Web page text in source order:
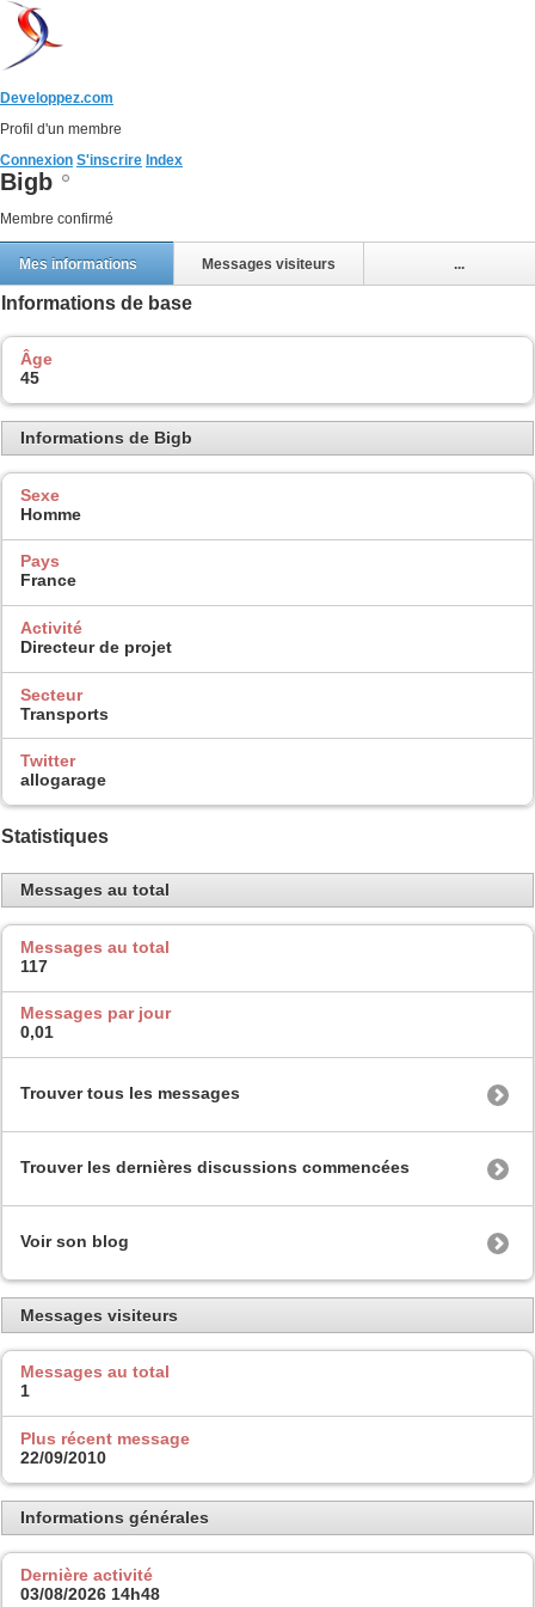
Developpez.com
Profil d'un membre
Connexion S'inscrire Index
Bigb
Membre confirmé
Mes informations Messages visiteurs ...
Informations de base
Âge
45
Informations de Bigb
Sexe
Homme
Pays
France
Activité
Directeur de projet
Secteur
Transports
Twitter
allogarage
Statistiques
Messages au total
Messages au total
117
Messages par jour
0,01
Trouver tous les messages
Trouver les dernières discussions commencées
Voir son blog
Messages visiteurs
Messages au total
1
Plus récent message
22/09/2010
Informations générales
Dernière activité
03/08/2026 14h48